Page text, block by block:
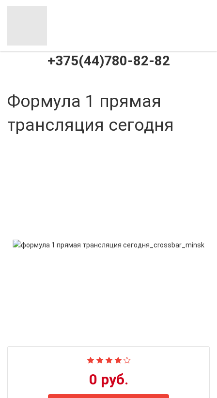
+375(44)780-82-82
Формула 1 прямая
трансляция сегодня
0 руб.